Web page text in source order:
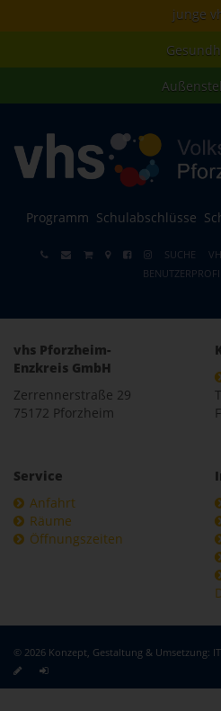
junge
Programm Schulabschlüsse
SUCHE
BENUTZERPROFIL
vhs Pforzheim-
Enzkreis GmbH
Zerrennerstraße 29
75172 Pforzheim
Service
Anfahrt
Räume
Öffnungszeiten
© 2026 Konzept, Gestaltung & Umsetzung: